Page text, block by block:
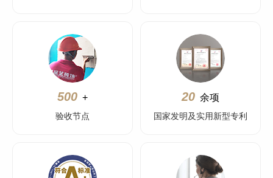
500 +
验收节点
20 余项
国家发明及实用新型专利